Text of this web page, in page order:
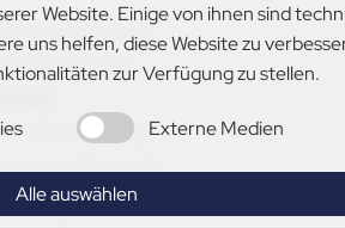
Website. Einige von ihnen sind
uns helfen, diese Website zu
zur Verfügung zu stellen.
Externe Medien
Alle auswählen
Erwachsenen
für die
„Gleichzeitig
– steigende
der Suche nach